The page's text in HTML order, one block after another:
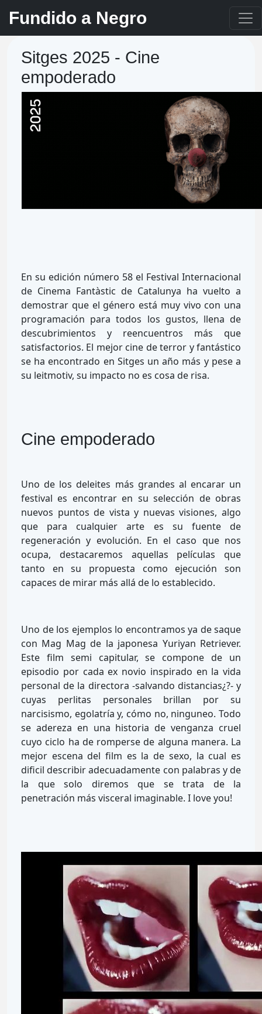
Fundido a Negro
Sitges 2025 - Cine
empoderado
En su edición número 58 el Festival Internacional
de Cinema Fantàstic de Catalunya ha vuelto a
demostrar que el género está muy vivo con una
programación para todos los gustos, llena de
descubrimientos y reencuentros más que
satisfactorios. El mejor cine de terror y fantástico
se ha encontrado en Sitges un año más y pese a
su leitmotiv, su impacto no es cosa de risa.
Cine empoderado
Uno de los deleites más grandes al encarar un
festival es encontrar en su selección de obras
nuevos puntos de vista y nuevas visiones, algo
que para cualquier arte es su fuente de
regeneración y evolución. En el caso que nos
ocupa, destacaremos aquellas películas que
tanto en su propuesta como ejecución son
capaces de mirar más allá de lo establecido.
Uno de los ejemplos lo encontramos ya de saque
con Mag Mag de la japonesa Yuriyan Retriever.
Este film semi capitular, se compone de un
episodio por cada ex novio inspirado en la vida
personal de la directora -salvando distancias¿?- y
cuyas perlitas personales brillan por su
narcisismo, egolatría y, cómo no, ninguneo. Todo
se adereza en una historia de venganza cruel
cuyo ciclo ha de romperse de alguna manera. La
mejor escena del film es la de sexo, la cual es
dificil describir adecuadamente con palabras y de
la que solo diremos que se trata de la
penetración más visceral imaginable. I love you!